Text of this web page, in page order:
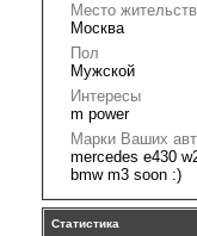
Место
Москва
Пол
Мужской
Интересы
m power
Марки Ваших
mercedes e430
bmw m3 soon :)
Статистика